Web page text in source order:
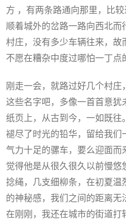
方 ，有两条路通向那里，比
顺着城外的岔路一路向西北
村庄，没有多少车辆往来，
不愿在糟杂中度过哪怕一丁点
刚走一会，就路过好几个村
这些名字吧，多像一首首意
纸页上，从古到今，一如既
褪尽了时光的铅华，留给我
气力十足的骡车，要么迎面
觉得他是从很久很久以前慢
捻绳，几支细柳条，在初夏
的神秘感，我们之间的距离
在刚刚，我还在城市的街道